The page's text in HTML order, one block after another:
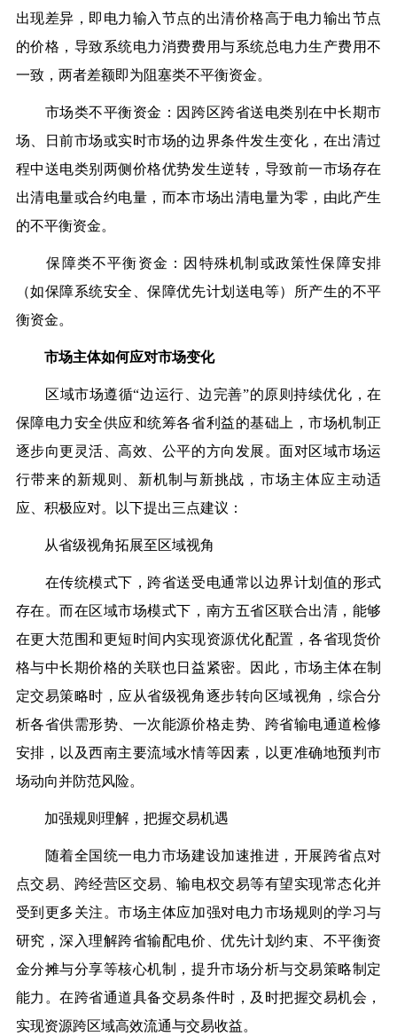
出现差异，即电力输入节点的出清价格高于电力输出节点
的价格，导致系统电力消费费用与系统总电力生产费用不
一致，两者差额即为阻塞类不平衡资金。
市场类不平衡资金：因跨区跨省送电类别在中长期市
场、日前市场或实时市场的边界条件发生变化，在出清过
程中送电类别两侧价格优势发生逆转，导致前一市场存在
出清电量或合约电量，而本市场出清电量为零，由此产生
的不平衡资金。
保障类不平衡资金：因特殊机制或政策性保障安排
（如保障系统安全、保障优先计划送电等）所产生的不平
衡资金。
市场主体如何应对市场变化
区域市场遵循“边运行、边完善”的原则持续优化，在
保障电力安全供应和统筹各省利益的基础上，市场机制正
逐步向更灵活、高效、公平的方向发展。面对区域市场运
行带来的新规则、新机制与新挑战，市场主体应主动适
应、积极应对。以下提出三点建议：
从省级视角拓展至区域视角
在传统模式下，跨省送受电通常以边界计划值的形式
存在。而在区域市场模式下，南方五省区联合出清，能够
在更大范围和更短时间内实现资源优化配置，各省现货价
格与中长期价格的关联也日益紧密。因此，市场主体在制
定交易策略时，应从省级视角逐步转向区域视角，综合分
析各省供需形势、一次能源价格走势、跨省输电通道检修
安排，以及西南主要流域水情等因素，以更准确地预判市
场动向并防范风险。
加强规则理解，把握交易机遇
随着全国统一电力市场建设加速推进，开展跨省点对
点交易、跨经营区交易、输电权交易等有望实现常态化并
受到更多关注。市场主体应加强对电力市场规则的学习与
研究，深入理解跨省输配电价、优先计划约束、不平衡资
金分摊与分享等核心机制，提升市场分析与交易策略制定
能力。在跨省通道具备交易条件时，及时把握交易机会，
实现资源跨区域高效流通与交易收益。